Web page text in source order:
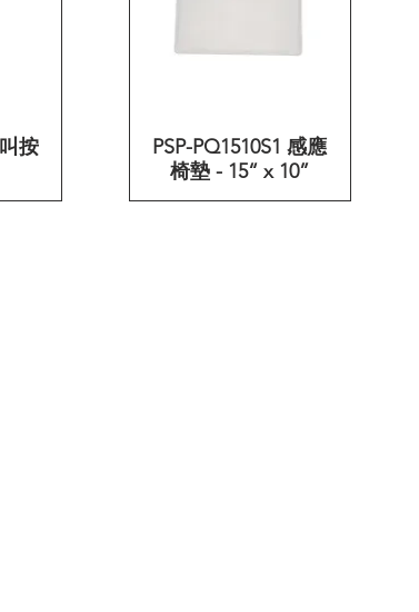
按
快速瀏覽
PSP-PQ1510S1 感應
椅墊 - 15“ x 10”